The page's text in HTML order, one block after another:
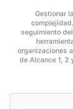
Gestionar
seguimiento
organizaciones
de Alcance 1,